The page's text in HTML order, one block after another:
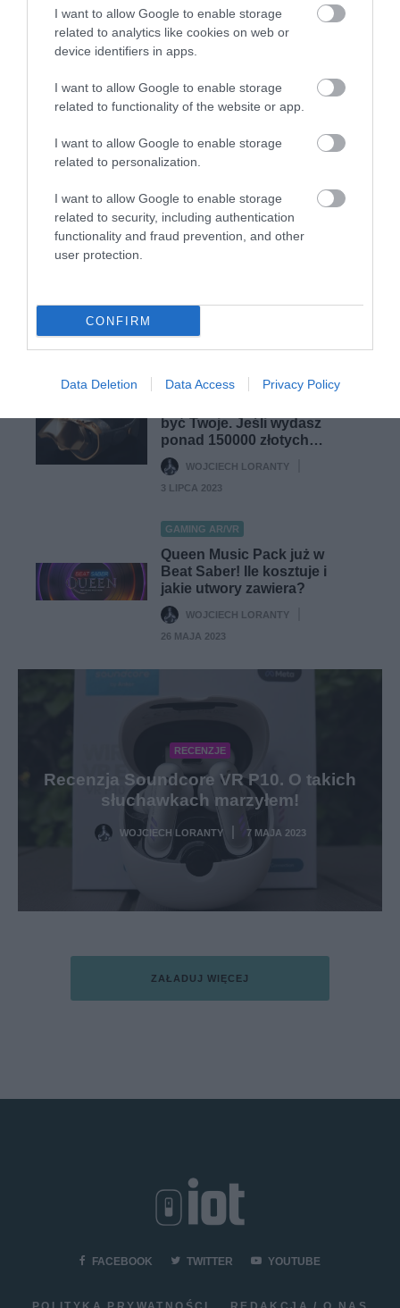
I want to allow Google to enable storage
related to analytics like cookies on web or
device identifiers in apps.
I want to allow Google to enable storage
related to functionality of the website or app.
I want to allow Google to enable storage
related to personalization.
I want to allow Google to enable storage
related to security, including authentication
functionality and fraud prevention, and other
user protection.
CONFIRM
Data Deletion Data Access Privacy Policy
Jakie auto elektryczne
wybrać w 2023 roku?
w Polsce!
WOJCIECH LORANTY
22 LIPCA 2023
VR
Koszulka zwiększająca immersję teraz
w asasyńskiej edycji!
NOWOŚCI
być Twoje. Jeśli wydasz
ponad 150000 złotych…
WOJCIECH LORANTY
3 LIPCA 2023
GAMING AR/VR
Queen Music Pack już w
Beat Saber! Ile kosztuje i
jakie utwory zawiera?
WOJCIECH LORANTY
26 MAJA 2023
RECENZJE
Recenzja Soundcore VR P10. O takich
słuchawkach marzyłem!
WOJCIECH LORANTY 7 MAJA 2023
ZAŁADUJ WIĘCEJ
FACEBOOK TWITTER YOUTUBE